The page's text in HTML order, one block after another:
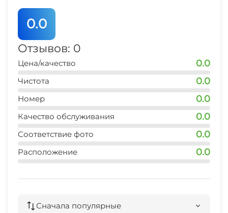
Прокат велосипедов
0.0
Отзывов: 0
Цена/качество 0.0
Чистота 0.0
Номер 0.0
Качество обслуживания 0.0
Соответствие фото 0.0
Расположение 0.0
Сначала популярные